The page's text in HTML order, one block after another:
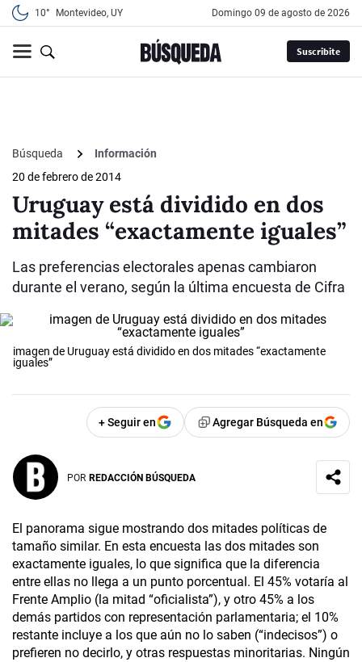
10° Montevideo, UY domingo 09 de agosto de 2026
Suscribite
Búsqueda
Información
20 de febrero de 2014
Uruguay está dividido en dos
mitades “exactamente iguales”
Las preferencias electorales apenas cambiaron
durante el verano, según la última encuesta de Cifra
imagen de Uruguay está dividido en dos mitades “exactamente
iguales”
+ Seguir en Agregar Búsqueda en
POR REDACCIÓN BÚSQUEDA
El panorama sigue mostrando dos mitades políticas de
tamaño similar. En esta encuesta las dos mitades son
exactamente iguales, lo que significa que la diferencia
entre ellas no llega a un punto porcentual. El 45% votaría al
Frente Amplio (la mitad “oficialista”), y otro 45% a los
demás partidos con representación parlamentaria; el 10%
restante incluye a los que aún no lo saben (“indecisos”) o
prefieren no decirlo, y otras respuestas minoritarias. Ningún